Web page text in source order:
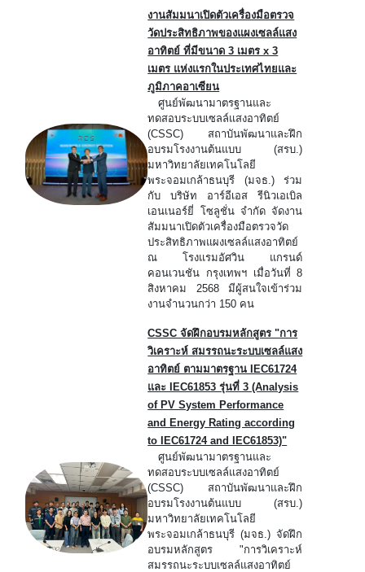
งานสัมมนาเปิดตัวเครื่องมือตรวจ
วัดประสิทธิภาพของแผงเซลล์แสง
อาทิตย์ ที่มีขนาด 3 เมตร x 3
เมตร แห่งแรกในประเทศไทยและ
ภูมิภาคอาเซียน
ศูนย์พัฒนามาตรฐานและ
ทดสอบระบบเซลล์แสงอาทิตย์
(CSSC) สถาบันพัฒนาและฝึก
อบรมโรงงานต้นแบบ (สรบ.)
มหาวิทยาลัยเทคโนโลยี
พระจอมเกล้าธนบุรี (มจธ.) ร่วม
กับ บริษัท อาร์อีเอส รีนิวเอเบิล
เอนเนอร์ยี่ โซลูชั่น จำกัด จัดงาน
สัมมนาเปิดตัวเครื่องมือตรวจวัด
ประสิทธิภาพแผงเซลล์แสงอาทิตย์
ณ โรงแรมอัศวิน แกรนด์
คอนเวนชัน กรุงเทพฯ เมื่อวันที่ 8
สิงหาคม 2568 มีผู้สนใจเข้าร่วม
งานจำนวนกว่า 150 คน
CSSC จัดฝึกอบรมหลักสูตร "การ
วิเคราะห์ สมรรถนะระบบเซลล์แสง
อาทิตย์ ตามมาตรฐาน IEC61724
และ IEC61853 รุ่นที่ 3 (Analysis
of PV System Performance
and Energy Rating according
to IEC61724 and IEC61853)"
ศูนย์พัฒนามาตรฐานและ
ทดสอบระบบเซลล์แสงอาทิตย์
(CSSC) สถาบันพัฒนาและฝึก
อบรมโรงงานต้นแบบ (สรบ.)
มหาวิทยาลัยเทคโนโลยี
พระจอมเกล้าธนบุรี (มจธ.) จัดฝึก
อบรมหลักสูตร "การวิเคราะห์
สมรรถนะระบบเซลล์แสงอาทิตย์